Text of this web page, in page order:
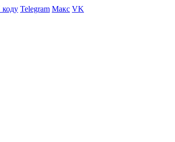
коду Telegram Макс VK